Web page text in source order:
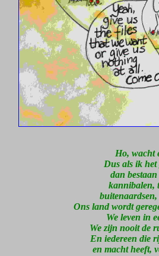
Ho, wacht
Dus als ik het
dan
kannibalen,
Ons land wordt
We leven in
We zijn nooit de
En iedereen die
en macht heeft,